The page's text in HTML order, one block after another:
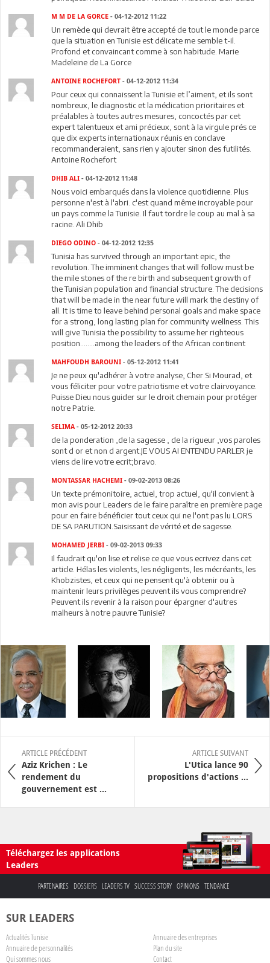
M M DE LA GORCE - 04-12-2012 11:22
Un remède qui devrait être accepté de tout le monde parce
que la situation en Tunisie est délicate me semble t-il.
Profond et convaincant comme à son habitude. Marie
Madeleine de La Gorce
ANTOINE ROCHEFORT - 04-12-2012 11:34
Pour ceux qui connaissent la Tunisie et l’aiment, et ils sont
nombreux, le diagnostic et la médication prioritaires et
préalables à toutes autres mesures, concoctés par cet
expert talentueux et ami précieux, sont à la virgule prés ce
que dix experts internationaux réunis en conclave
recommanderaient, sans rien y ajouter sinon des futilités.
Antoine Rochefort
DHIB ALI - 04-12-2012 11:48
Nous voici embarqués dans la violence quotidienne. Plus
personne n'est à l'abri. c'est quand même incroyable pour
un pays comme la Tunisie. Il faut tordre le coup au mal à sa
racine. Ali Dhib
DIEGO ODINO - 04-12-2012 12:35
Tunisia has survived through an important epic, the
revolution. The imminent changes that will follow must be
the mile stones of the re birth and subsequent growth of
the Tunisian population and financial structure. The decisions
that will be made in the near future will mark the destiny of
all. It is time to leave behind personal goals and make space
for a strong, long lasting plan for community wellness. This
will give Tunisia the possibility to assume her righteous
position........among the leaders of the African continent
MAHFOUDH BAROUNI - 05-12-2012 11:41
Je ne peux qu'adhérer à votre analyse, Cher Si Mourad, et
vous féliciter pour votre patriotisme et votre clairvoyance.
Puisse Dieu nous guider sur le droit chemain pour protéger
notre Patrie.
SELIMA - 05-12-2012 20:33
de la ponderation ,de la sagesse , de la rigueur ,vos paroles
sont d or et non d argent.JE VOUS AI ENTENDU PARLER je
viens de lire votre ecrit;bravo.
MONTASSAR HACHEMI - 09-02-2013 08:26
Un texte prémonitoire, actuel, trop actuel, qu'il convient à
mon avis pour Leaders de le faire paraître en première page
pour en faire bénéficier tout ceux qui ne l'ont pas lu LORS
DE SA PARUTION.Saisissant de vérité et de sagesse.
MOHAMED JERBI - 09-02-2013 09:33
Il faudrait qu'on lise et relise ce que vous ecrivez dans cet
article. Hélas les violents, les négligents, les mécréants, les
Khobzistes, et ceux qui ne pensent qu'à obtenir ou à
maintenir leurs privilèges peuvent ils vous comprendre?
Peuvent ils revenir à la raison pour épargner d'autres
malheurs à notre pauvre Tunisie?
ARTICLE PRÉCÉDENT
Aziz Krichen : Le
rendement du
gouvernement est ...
ARTICLE SUIVANT
L'Utica lance 90
propositions d'actions ...
Téléchargez les applications
Leaders
PARTENAIRES DOSSIERS LEADERS TV SUCCESS STORY OPINIONS TENDANCE
SUR LEADERS
Actualités Tunisie
Annuaire des entreprises
Annuaire de personnalités
Plan du site
Qui sommes nous
Contact